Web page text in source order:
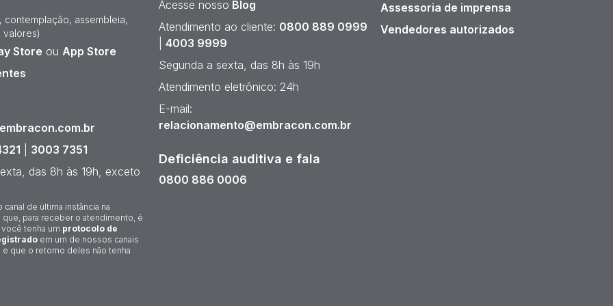
contemplação, assembleia,
Store ou App Store
3003 7351
das 8h às 19h, exceto
canal de última instância na
que, para receber o atendimento, é
tenha um protocolo de
em um de nossos canais
que o retorno deles não tenha
Acesse nosso Blog
Atendimento ao cliente: 0800 889 0999
4003 9999
Segunda a sexta, das 8h às 19h
Atendimento eletrônico: 24h
E-mail:
relacionamento@embracon.com.br
Deficiência auditiva e fala
0800 886 0006
Assessoria de imprensa
Vendedores autorizados